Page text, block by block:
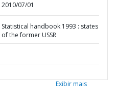
2010/07/01
Statistical handbook 1993 : states
of the former USSR
Exibir mais